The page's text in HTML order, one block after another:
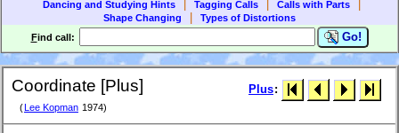
Dancing and Studying Hints
Tagging Calls Calls with Parts
Shape Changing
Types of Distortions
Find call: Go!
Coordinate [Plus]
( Lee Kopman 1974)
Plus: